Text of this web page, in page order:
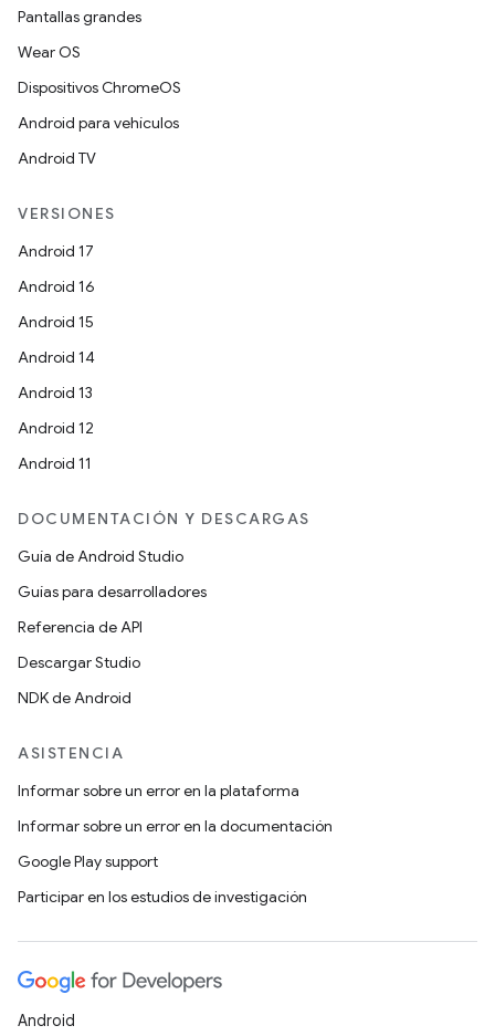
Pantallas grandes
Wear OS
Dispositivos ChromeOS
Android para vehículos
Android TV
VERSIONES
Android 17
Android 16
Android 15
Android 14
Android 13
Android 12
Android 11
DOCUMENTACIÓN Y DESCARGAS
Guía de Android Studio
Guías para desarrolladores
Referencia de API
Descargar Studio
NDK de Android
ASISTENCIA
Informar sobre un error en la plataforma
Informar sobre un error en la documentación
Google Play support
Participar en los estudios de investigación
Android